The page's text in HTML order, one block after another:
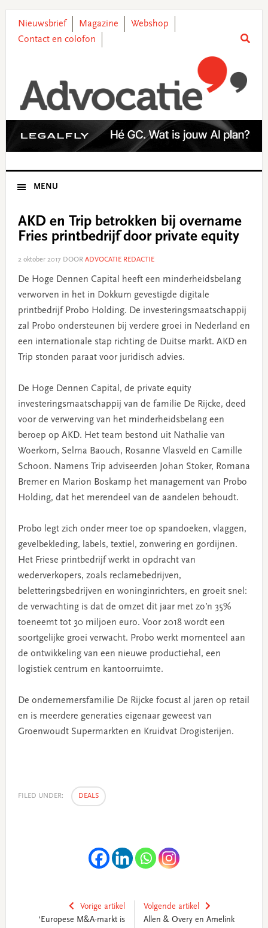
primary
main
primary
footer
Nieuwsbrief Magazine
Webshop
Contact en colofon
MENU
AKD en Trip betrokken bij overname
Fries printbedrijf door private equity
2 oktober 2017 DOOR ADVOCATIE REDACTIE
De Hoge Dennen Capital heeft een minderheidsbelang
verworven in het in Dokkum gevestigde digitale
printbedrijf Probo Holding. De investeringsmaatschappij
zal Probo ondersteunen bij verdere groei in Nederland en
een internationale stap richting de Duitse markt. AKD en
Trip stonden paraat voor juridisch advies.
De Hoge Dennen Capital, de private equity
investeringsmaatschappij van de familie De Rijcke, deed
voor de verwerving van het minderheidsbelang een
beroep op AKD. Het team bestond uit Nathalie van
Woerkom, Selma Baouch, Rosanne Vlasveld en Camille
Schoon. Namens Trip adviseerden Johan Stoker, Romana
Bremer en Marion Boskamp het management van Probo
Holding, dat het merendeel van de aandelen behoudt.
Probo legt zich onder meer toe op spandoeken, vlaggen,
gevelbekleding, labels, textiel, zonwering en gordijnen.
Het Friese printbedrijf werkt in opdracht van
wederverkopers, zoals reclamebedrijven,
beletteringsbedrijven en woninginrichters, en groeit snel:
de verwachting is dat de omzet dit jaar met zo’n 35%
toeneemt tot 30 miljoen euro. Voor 2018 wordt een
soortgelijke groei verwacht. Probo werkt momenteel aan
de ontwikkeling van een nieuwe productiehal, een
logistiek centrum en kantoorruimte.
De ondernemersfamilie De Rijcke focust al jaren op retail
en is meerdere generaties eigenaar geweest van
Groenwoudt Supermarkten en Kruidvat Drogisterijen.
FILED UNDER: DEALS
Vorige artikel
‘Europese M&A-markt is
Volgende artikel
Allen & Overy en Amelink